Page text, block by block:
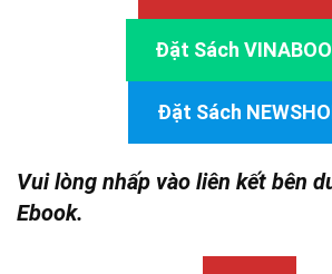
Đặt Sách
Đặt Sách
Vui lòng nhấp vào liên kết bên
Ebook.